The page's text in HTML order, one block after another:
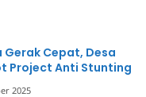
Gerak Cepat, Desa
Project Anti Stunting
2025